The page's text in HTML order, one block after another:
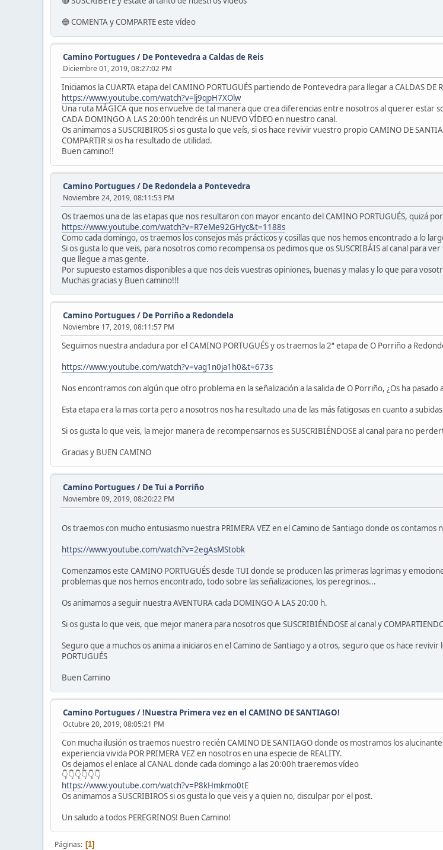
🔵 COMENTA y COMPARTE este vídeo
Camino Portugues / De Pontevedra a Caldas de Reis
Diciembre 01, 2019, 08:27:02 PM
Iniciamos la CUARTA etapa del CAMINO PORTUGUÉS partiendo de Pontevedra para llegar a CALDAS DE
https://www.youtube.com/watch?v=lj9qpH7XOlw
Una ruta MÁGICA que nos envuelve de tal manera que crea diferencias entre nosotros al querer estar
CADA DOMINGO A LAS 20:00h tendréis un NUEVO VÍDEO en nuestro canal.
Os animamos a SUSCRIBIROS si os gusta lo que veís, si os hace revivir vuestro propio CAMINO DE
COMPARTIR si os ha resultado de utilidad.
Buen camino!!
Camino Portugues / De Redondela a Pontevedra
Noviembre 24, 2019, 08:11:53 PM
Os traemos una de las etapas que nos resultaron con mayor encanto del CAMINO PORTUGUÉS, quizá
https://www.youtube.com/watch?v=R7eMe92GHyc&t=1188s
Como cada domingo, os traemos los consejos más prácticos y cosillas que nos hemos encontrado a lo
Si os gusta lo que veis, para nosotros como recompensa os pedimos que os SUSCRIBÁIS al canal para
que llegue a mas gente.
Por supuesto estamos disponibles a que nos deis vuestras opiniones, buenas y malas y lo que para
Muchas gracias y Buen camino!!!
Camino Portugues / De Porriño a Redondela
Noviembre 17, 2019, 08:11:57 PM
Seguimos nuestra andadura por el CAMINO PORTUGUÉS y os traemos la 2ª etapa de O Porriño a
https://www.youtube.com/watch?v=vag1n0ja1h0&t=673s
Nos encontramos con algún que otro problema en la señalización a la salida de O Porriño, ¿Os ha pasado
Esta etapa era la mas corta pero a nosotros nos ha resultado una de las más fatigosas en cuanto a
Si os gusta lo que veis, la mejor manera de recompensarnos es SUSCRIBIÉNDOSE al canal para no
Gracias y BUEN CAMINO
Camino Portugues / De Tui a Porriño
Noviembre 09, 2019, 08:20:22 PM
Os traemos con mucho entusiasmo nuestra PRIMERA VEZ en el Camino de Santiago donde os contamos
https://www.youtube.com/watch?v=2egAsMStobk
Comenzamos este CAMINO PORTUGUÉS desde TUI donde se producen las primeras lagrimas y
problemas que nos hemos encontrado, todo sobre las señalizaciones, los peregrinos...
Os animamos a seguir nuestra AVENTURA cada DOMINGO A LAS 20:00 h.
Si os gusta lo que veis, que mejor manera para nosotros que SUSCRIBIÉNDOSE al canal y
Seguro que a muchos os anima a iniciaros en el Camino de Santiago y a otros, seguro que os hace
PORTUGUÉS
Buen Camino
Camino Portugues /!Nuestra Primera vez en el CAMINO DE SANTIAGO!
Octubre 20, 2019, 08:05:21 PM
Con mucha ilusión os traemos nuestro recién CAMINO DE SANTIAGO donde os mostramos los
experiencia vivida POR PRIMERA VEZ en nosotros en una especie de REALITY.
Os dejamos el enlace al CANAL donde cada domingo a las 20:00h traeremos vídeo
👇👇👇👇👇👇
https://www.youtube.com/watch?v=P8kHmkmo0tE
Os animamos a SUSCRIBIROS si os gusta lo que veis y a quien no, disculpar por el post.
Un saludo a todos PEREGRINOS! Buen Camino!
Páginas 1